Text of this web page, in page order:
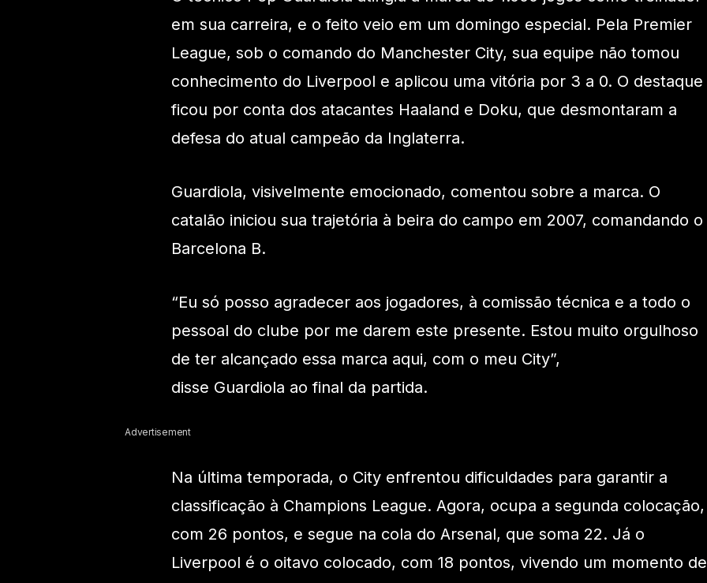
em sua carreira, e o feito veio em um domingo especial. Pela Premier
League, sob o comando do Manchester City, sua equipe não tomou
conhecimento do Liverpool e aplicou uma vitória por 3 a 0. O destaque
ficou por conta dos atacantes Haaland e Doku, que desmontaram a
defesa do atual campeão da Inglaterra.
Guardiola, visivelmente emocionado, comentou sobre a marca. O
catalão iniciou sua trajetória à beira do campo em 2007, comandando o
Barcelona B.
“Eu só posso agradecer aos jogadores, à comissão técnica e a todo o
pessoal do clube por me darem este presente. Estou muito orgulhoso
de ter alcançado essa marca aqui, com o meu City”,
disse Guardiola ao final da partida.
Advertisement
Na última temporada, o City enfrentou dificuldades para garantir a
classificação à Champions League. Agora, ocupa a segunda colocação,
com 26 pontos, e segue na cola do Arsenal, que soma 22. Já o
Liverpool é o oitavo colocado, com 18 pontos, vivendo um momento de